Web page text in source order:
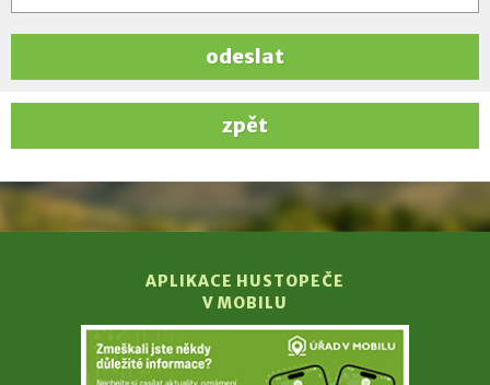
odeslat
zpět
APLIKACE HUSTOPEČE
V MOBILU